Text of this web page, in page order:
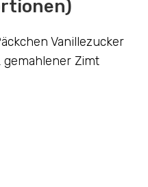
Vanillezucker
gemahlener Zimt